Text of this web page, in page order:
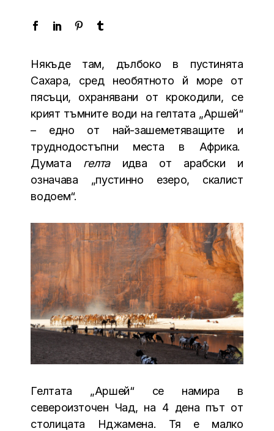
Някъде там, дълбоко в пустинята
Сахара, сред необятното й море от
пясъци, охранявани от крокодили, се
крият тъмните води на гелтата „Аршей“
– едно от най-зашеметяващите и
труднодостъпни места в Африка.
Думата гелтаидва от арабски и
означава „пустинно езеро, скалист
водоем“.
Гелтата „Аршей“ се намира в
североизточен Чад, на 4 дена път от
столицата Нджамена. Тя е малко